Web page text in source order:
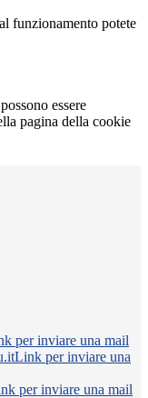
funzionamento potete
essere
pagina della cookie
per inviare una mail
Link per inviare una
per inviare una mail